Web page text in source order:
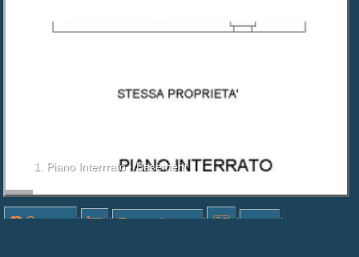
1. Piano Interrrato · Basement
📷 Снимки | | Подробности | 🗺 | 📞︎ 📧 |